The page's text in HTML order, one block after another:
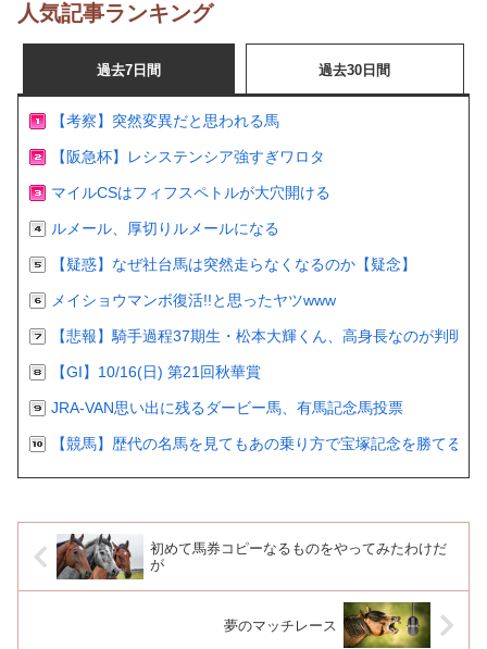
人気記事ランキング
過去7日間 過去30日間
【考察】突然変異だと思われる馬
【阪急杯】レシステンシア強すぎワロタ
マイルCSはフィフスペトルが大穴開ける
ルメール、厚切りルメールになる
【疑惑】なぜ社台馬は突然走らなくなるのか【疑念】
メイショウマンボ復活!!と思ったヤツwww
【悲報】騎手過程37期生・松本大輝くん、高身長なのが判明
【GI】10/16(日) 第21回秋華賞
JRA-VAN思い出に残るダービー馬、有馬記念馬投票
【競馬】歴代の名馬を見てもあの乗り方で宝塚記念を勝てる
初めて馬券コピーなるものをやってみたわけだ
が
夢のマッチレース